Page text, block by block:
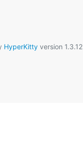
HyperKittyversion